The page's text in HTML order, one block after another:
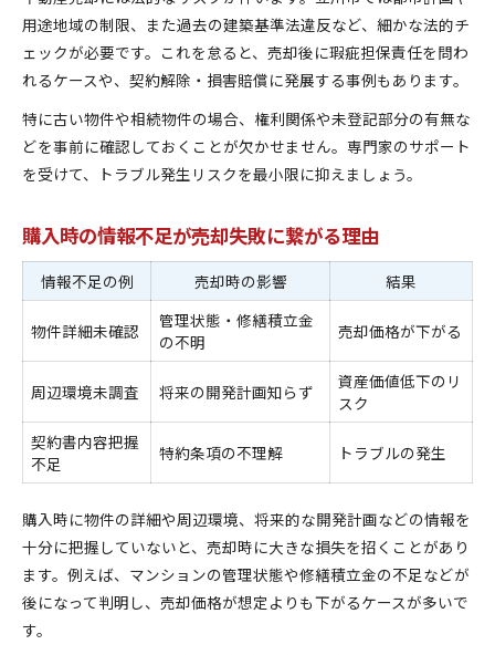
用途地域の制限、また過去の建築基準法違反など、細かな法的チ
ェックが必要です。これを怠ると、売却後に瑕疵担保責任を問わ
れるケースや、契約解除・損害賠償に発展する事例もあります。
特に古い物件や相続物件の場合、権利関係や未登記部分の有無な
どを事前に確認しておくことが欠かせません。専門家のサポート
を受けて、トラブル発生リスクを最小限に抑えましょう。
購入時の情報不足が売却失敗に繋がる理由
情報不足の例 売却時の影響 結果
物件詳細未確認
管理状態・修繕積立金
の不明
売却価格が下がる
周辺環境未調査 将来の開発計画知らず
資産価値低下のリ
スク
契約書内容把握
不足
特約条項の不理解 トラブルの発生
購入時に物件の詳細や周辺環境、将来的な開発計画などの情報を
十分に把握していないと、売却時に大きな損失を招くことがあり
ます。例えば、マンションの管理状態や修繕積立金の不足などが
後になって判明し、売却価格が想定よりも下がるケースが多いで
す。